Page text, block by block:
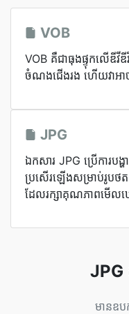
VOB
VOB គឺ​ជា​ធុង​ផ្ទុក​លើ​ឌីវី
ចំណង​ជើង​រង ហើយ​វា​អា
JPG
ឯកសារ JPG ប្រើការបង្
ប្រសើរឡើងសម្រាប់រូប
ដែលរក្សាគុណភាពមើល
JPG
មានឧប